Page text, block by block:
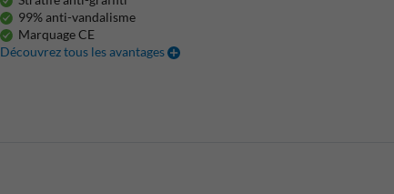
99% anti-vandalisme
Marquage CE
Découvrez tous les avantages